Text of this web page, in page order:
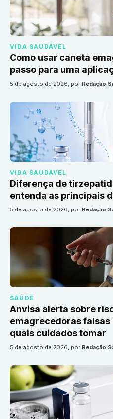
VIDA SAUDÁVEL
Como usar caneta
passo para uma
5 de agosto de 2026, por Redação
VIDA SAUDÁVEL
Diferença de
entenda as principais
5 de agosto de 2026, por Redação
SAÚDE
Anvisa alerta sobre
emagrecedoras falsas
quais cuidados tomar
5 de agosto de 2026, por Redação